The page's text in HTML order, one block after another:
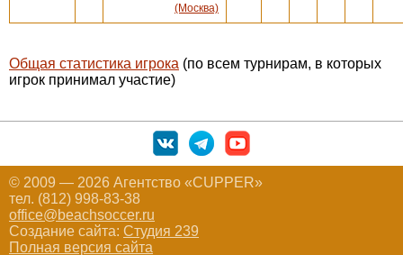
(Москва)
Общая статистика игрока (по всем турнирам, в которых
игрок принимал участие)
© 2009 — 2026 Агентство «CUPPER»
тел. (812) 998-83-38
office@beachsoccer.ru
Создание сайта: Студия 239
Полная версия сайта